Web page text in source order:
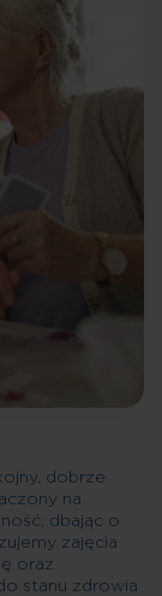
dobrze
na
dbając o
zajęcia
oraz
stanu zdrowia